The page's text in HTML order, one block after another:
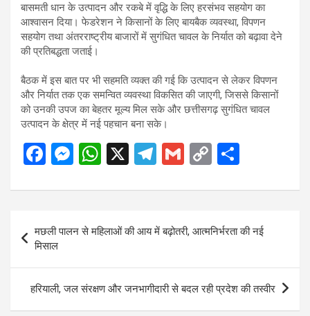
बासमती धान के उत्पादन और रकबे में वृद्धि के लिए हरसंभव सहयोग का
आश्वासन दिया। फेडरेशन ने किसानों के लिए बायबैक व्यवस्था, विपणन
सहयोग तथा अंतरराष्ट्रीय बाजारों में सुगंधित चावल के निर्यात को बढ़ावा देने
की प्रतिबद्धता जताई।
बैठक में इस बात पर भी सहमति व्यक्त की गई कि उत्पादन से लेकर विपणन
और निर्यात तक एक समन्वित व्यवस्था विकसित की जाएगी, जिससे किसानों
को उनकी उपज का बेहतर मूल्य मिल सके और छत्तीसगढ़ सुगंधित चावल
उत्पादन के क्षेत्र में नई पहचान बना सके।
F
ce
b
o
o
k
M
se
n
g
er
W
at
s
A
p
p
X
T
e
gr
a
m
G
ail
C
py
Li
n
k
ar
e
navigation
मछली पालन से महिलाओं की आय में बढ़ोतरी, आत्मनिर्भरता की नई
मिसाल
हरियाली, जल संरक्षण और जनभागीदारी से बदल रही प्रदेश की तस्वीर